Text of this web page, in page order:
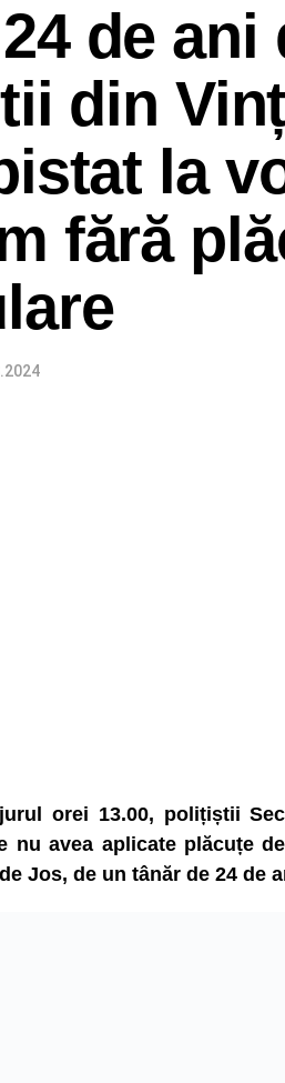
de
din
la
fără
orei 13.00, polițiștii
nu avea aplicate plăcuțe
Jos, de un tânăr de 24 de